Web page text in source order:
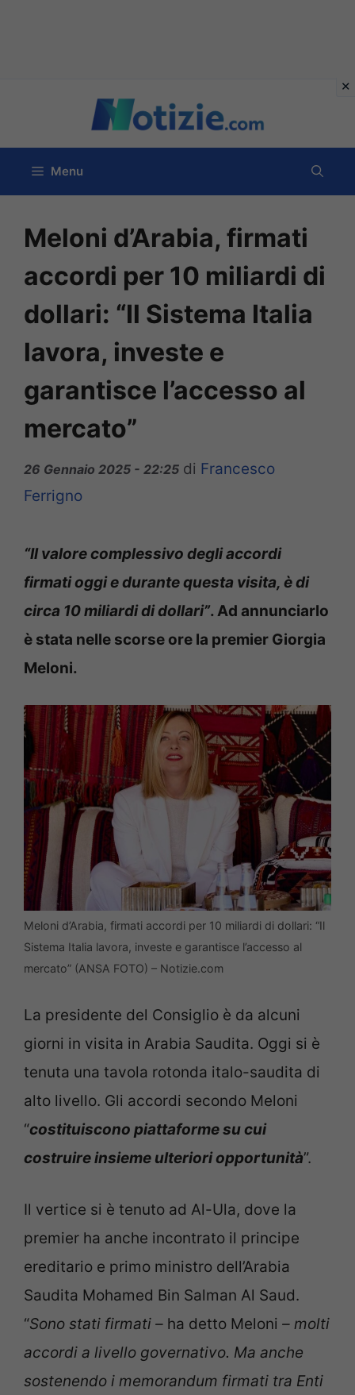
contenuto
Menu
Meloni d’Arabia, firmati
accordi per 10 miliardi di
dollari: “Il Sistema Italia
lavora, investe e
garantisce l’accesso al
mercato”
26 Gennaio 2025 - 22:25 di Francesco
Ferrigno
“Il valore complessivo degli accordi
firmati oggi e durante questa visita, è di
circa 10 miliardi di dollari”. Ad annunciarlo
è stata nelle scorse ore la premier Giorgia
Meloni.
Meloni d’Arabia, firmati accordi per 10 miliardi di dollari: “Il
Sistema Italia lavora, investe e garantisce l’accesso al
mercato” (ANSA FOTO) – Notizie.com
La presidente del Consiglio è da alcuni
giorni in visita in Arabia Saudita. Oggi si è
tenuta una tavola rotonda italo-saudita di
alto livello. Gli accordi secondo Meloni
“costituiscono piattaforme su cui
costruire insieme ulteriori opportunità”.
Il vertice si è tenuto ad Al-Ula, dove la
premier ha anche incontrato il principe
ereditario e primo ministro dell’Arabia
Saudita Mohamed Bin Salman Al Saud.
“Sono stati firmati – ha detto Meloni – molti
accordi a livello governativo. Ma anche
sostenendo i memorandum firmati tra Enti